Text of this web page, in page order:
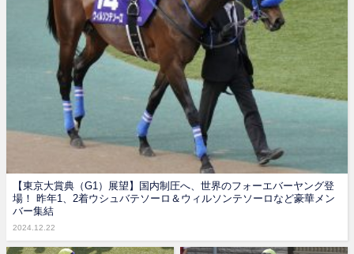
【東京大賞典（G1）展望】国内制圧へ、世界のフォーエバーヤング登
場！ 昨年1、2着ウシュバテソーロ＆ウィルソンテソーロなど豪華メン
バー集結
2024.12.22